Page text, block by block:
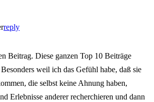
reply
Beitrag. Diese ganzen Top 10 Beiträge
weil ich das Gefühl habe, daß sie
die selbst keine Ahnung haben,
Erlebnisse anderer recherchieren und dann